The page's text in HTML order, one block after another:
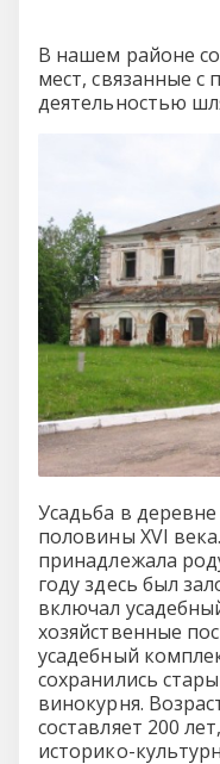
В нашем районе
мест, связанные
деятельностью
Усадьба в
половины XVI
принадлежала
году здесь был
включал
хозяйственные
усадебный
сохранились
винокурня.
составляет 200
историко-